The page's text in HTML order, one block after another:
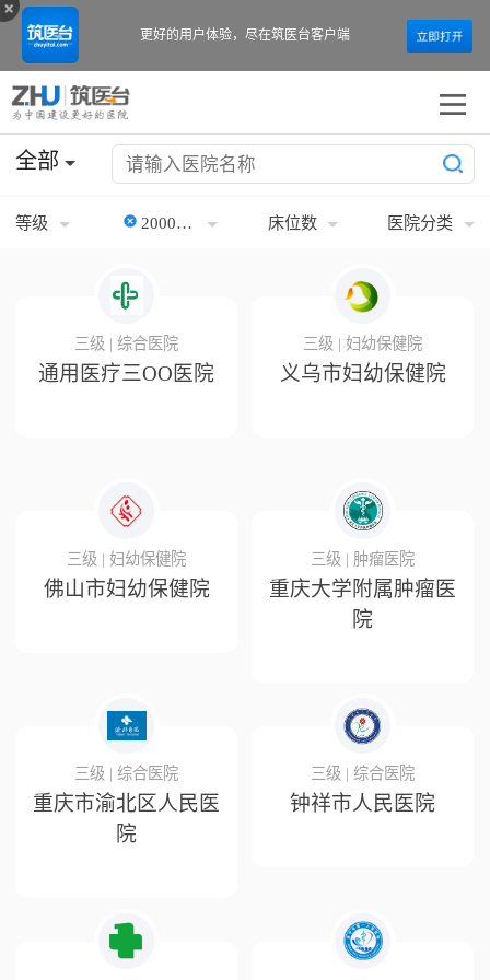
全部
等级 2000年以前 床位数 医院分类
三级 | 综合医院
通用医疗三OO医院
三级 | 妇幼保健院
义乌市妇幼保健院
三级 | 妇幼保健院
佛山市妇幼保健院
三级 | 肿瘤医院
重庆大学附属肿瘤医
院
三级 | 综合医院
重庆市渝北区人民医
院
三级 | 综合医院
钟祥市人民医院
更好的用户体验， 尽在筑医台客户端